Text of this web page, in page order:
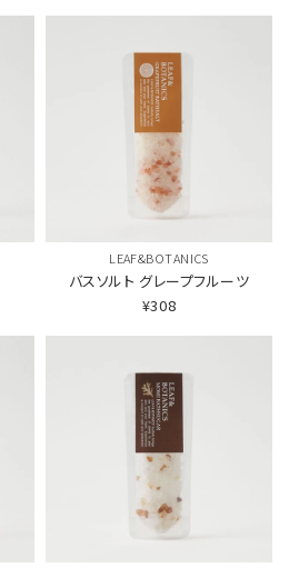
LEAF&BOTANICS
バスソルト グレープフルーツ
¥308